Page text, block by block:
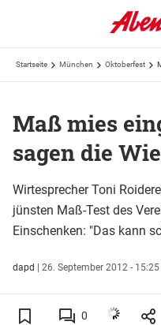
Startseite München Oktoberfest
Maß mies
sagen die
Wirtesprecher Toni
jünsten Maß-Test des
Einschenken: "Das kann
dapd | 26. September 2012 - 15:25
0